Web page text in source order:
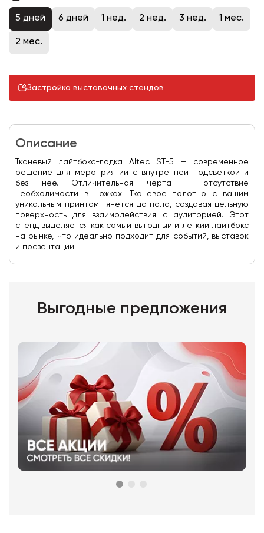
5 дней 6 дней 1 нед. 2 нед. 3 нед. 1 мес.
2 мес.
Застройка выставочных стендов
Описание
Тканевый лайтбокс-лодка Altec ST-5 — современное
решение для мероприятий с внутренней подсветкой и
без нее. Отличительная черта – отсутствие
необходимости в ножках. Тканевое полотно с вашим
уникальным принтом тянется до пола, создавая цельную
поверхность для взаимодействия с аудиторией. Этот
стенд выделяется как самый выгодный и лёгкий лайтбокс
на рынке, что идеально подходит для событий, выставок
и презентаций.
Выгодные предложения